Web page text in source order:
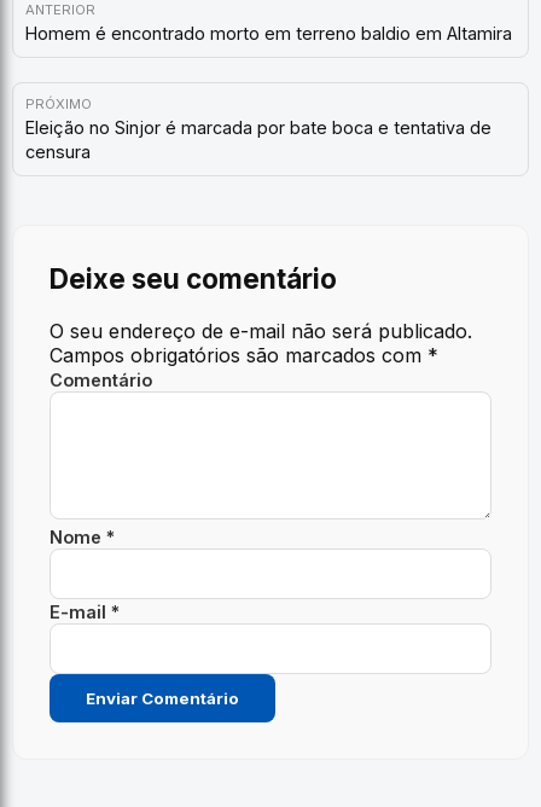
ANTERIOR
Homem é encontrado morto em terreno baldio em Altamira
PRÓXIMO
Eleição no Sinjor é marcada por bate boca e tentativa de
censura
Deixe seu comentário
O seu endereço de e-mail não será publicado.
Campos obrigatórios são marcados com *
Comentário
Nome *
E-mail *